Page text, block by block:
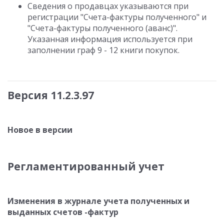
Сведения о продавцах указываются при
регистрации "Счета-фактуры полученного" и
"Счета-фактуры полученного (аванс)".
Указанная информация используется при
заполнении граф 9 - 12 книги покупок.
Версия 11.2.3.97
Новое в версии
Регламентированный учет
Изменения в журнале учета полученных и
выданных счетов -фактур